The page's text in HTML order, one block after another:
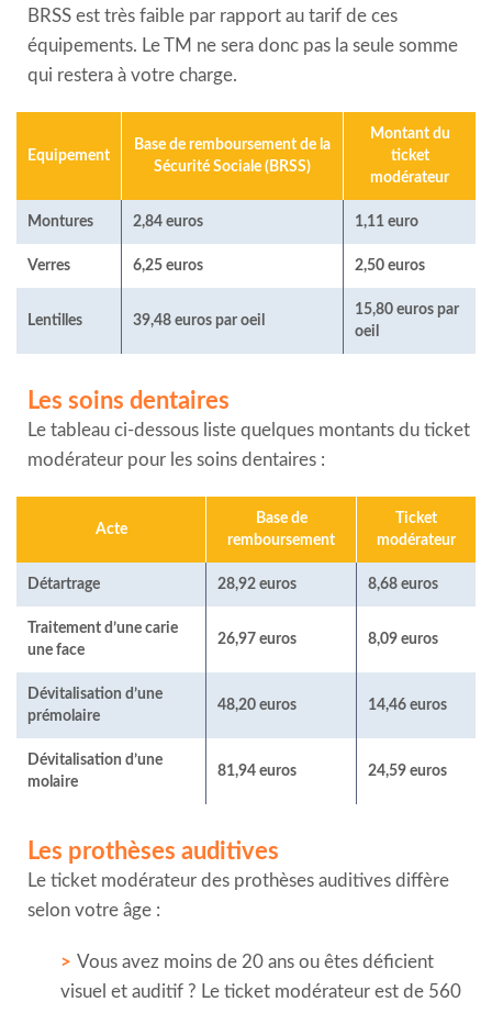
BRSS est très faible par rapport au tarif de ces
équipements. Le TM ne sera donc pas la seule somme
qui restera à votre charge.
Equipement
Base de remboursement de la
Sécurité Sociale (BRSS)
Montant du
ticket
modérateur
Montures 2,84 euros 1,11 euro
Verres 6,25 euros 2,50 euros
Lentilles 39,48 euros par oeil
15,80 euros par
oeil
Les soins dentaires
Le tableau ci-dessous liste quelques montants du ticket
modérateur pour les soins dentaires :
Acte
Base de
remboursement
Ticket
modérateur
Détartrage 28,92 euros 8,68 euros
Traitement d’une carie
une face
26,97 euros 8,09 euros
Dévitalisation d’une
prémolaire
48,20 euros 14,46 euros
Dévitalisation d’une
molaire
81,94 euros 24,59 euros
Les prothèses auditives
Le ticket modérateur des prothèses auditives diffère
selon votre âge :
Vous avez moins de 20 ans ou êtes déficient
visuel et auditif ? Le ticket modérateur est de 560